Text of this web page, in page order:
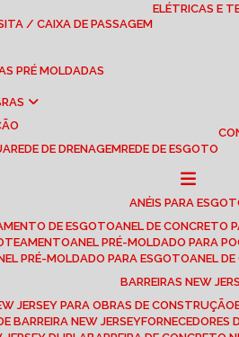
/ CAIXA DE PASSAGEM
ELÉTRICAS E
PRÉ MOLDADAS
REDE DE DRENAGEM REDE DE ESGOTO
ANÉIS PARA
DE ESGOTO ANEL DE CONCRETO
ANEL PRÉ-MOLDADO PARA
PRÉ-MOLDADO PARA ESGOTO ANEL
BARREIRAS NEW
JERSEY PARA OBRAS DE CONSTRUÇÃO
BARREIRA NEW JERSEY FORNECEDORES